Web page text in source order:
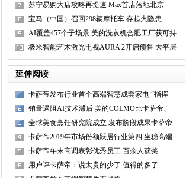
度热搜
苏宁易购大店攻略再提速 Max首店落地北京
宝马（中国）召回298辆摩托车 存起火隐患
AI覆盖457个子场景 美的洗衣机合肥工厂获可持
续灯塔工厂
极米智能艺术激光电视AURA 2开启预售 大平层
首选电视
延伸阅读
卡萨帝发布行业首个高端智慧成套家电 “指挥
家”高端厨电
销量遇阻AI技术滞后 美的COLMO比卡萨帝、
TCL究竟差在哪？
全球美食烹饪研究院成立 发布阶段成果卡萨帝
指挥厨电
卡萨帝2019年市场份额跃居行业第四 坐稳高端
家电第一品牌
卡萨帝年末高调表彰优秀员工 百余人获奖
用户评卡萨帝：说太贵的少了 值得的多了